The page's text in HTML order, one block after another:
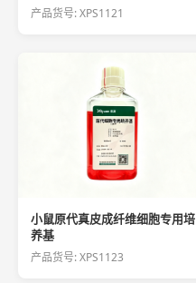
产品货号: XPS1121
小鼠原代真皮成纤维细胞专用培
养基
产品货号: XPS1123